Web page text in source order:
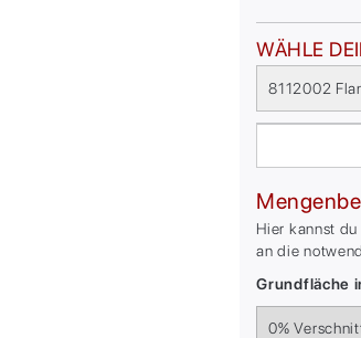
WÄHLE
8112002
Hier kannst
an die
Grundfläche